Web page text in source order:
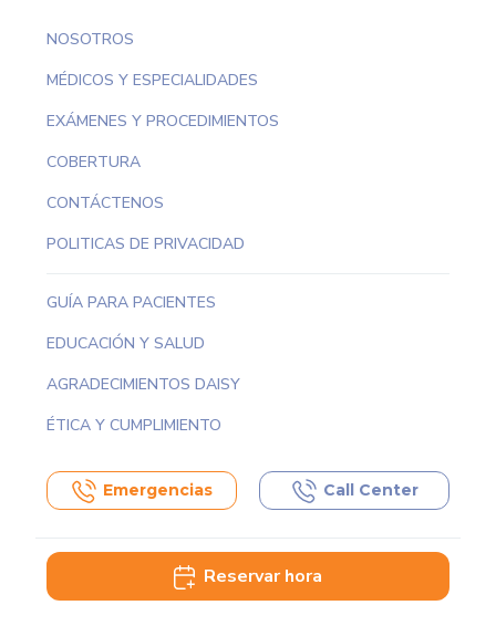
NOSOTROS
MÉDICOS Y ESPECIALIDADES
EXÁMENES Y PROCEDIMIENTOS
COBERTURA
CONTÁCTENOS
POLITICAS DE PRIVACIDAD
GUÍA PARA PACIENTES
EDUCACIÓN Y SALUD
AGRADECIMIENTOS DAISY
ÉTICA Y CUMPLIMIENTO
Emergencias Call Center
Reservar hora